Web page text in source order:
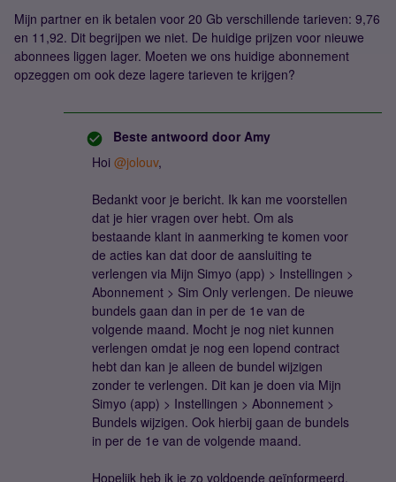
Mijn partner en ik betalen voor 20 Gb verschillende tarieven: 9,76
en 11,92. Dit begrijpen we niet. De huidige prijzen voor nieuwe
abonnees liggen lager. Moeten we ons huidige abonnement
opzeggen om ook deze lagere tarieven te krijgen?
Beste antwoord door Amy
Hoi @jolouv,
Bedankt voor je bericht. Ik kan me voorstellen
dat je hier vragen over hebt. Om als
bestaande klant in aanmerking te komen voor
de acties kan dat door de aansluiting te
verlengen via Mijn Simyo (app) > Instellingen >
Abonnement > Sim Only verlengen. De nieuwe
bundels gaan dan in per de 1e van de
volgende maand. Mocht je nog niet kunnen
verlengen omdat je nog een lopend contract
hebt dan kan je alleen de bundel wijzigen
zonder te verlengen. Dit kan je doen via Mijn
Simyo (app) > Instellingen > Abonnement >
Bundels wijzigen. Ook hierbij gaan de bundels
in per de 1e van de volgende maand.
Hopelijk heb ik je zo voldoende geïnformeerd.